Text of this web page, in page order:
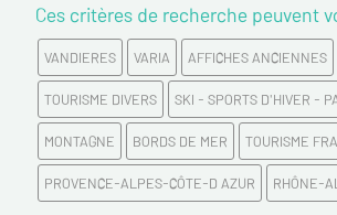
Prénom*
Email*
Confirmez votre Email*
Ces critères de recherche peuvent
VANDIERES VARIA AFFICHES ANCIENNES
TOURISME DIVERS SKI - SPORTS D'HIVER -
MONTAGNE BORDS DE MER TOURISME
PROVENCE-ALPES-CÔTE-D AZUR RHÔNE-